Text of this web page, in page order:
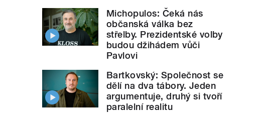
Michopulos: Čeká nás
občanská válka bez
střelby. Prezidentské volby
budou džihádem vůči
Pavlovi
Bartkovský: Společnost se
dělí na dva tábory. Jeden
argumentuje, druhý si tvoří
paralelní realitu